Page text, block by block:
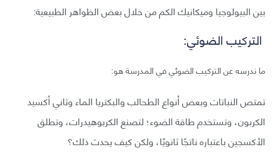
بين البيولوجيا وميكانيك الكم من خلال بعض الظواهر الطبيعية:
التركيب الضوئي:
ما ندرسه عن التركيب الضوئي في المدرسة هو:
تمتص النباتات وبعض أنواع الطحالب والبكتريا الماء وثاني أكسيد
الكربون، وتستخدم طاقة الضوء؛ لتصنع الكربوهيدرات، وتطلق
الأكسجين باعتباره ناتجًا ثانويًا، ولكن كيف يحدث ذلك؟